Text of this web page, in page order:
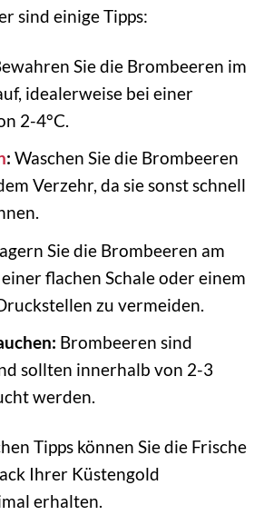
sind einige Tipps:
Sie die Brombeeren im
idealerweise bei einer
2-4°C.
: Waschen Sie die Brombeeren
Verzehr, da sie sonst schnell
Sie die Brombeeren am
flachen Schale oder einem
zu vermeiden.
Brombeeren sind
sollten innerhalb von 2-3
werden.
Tipps können Sie die Frische
Ihrer Küstengold
erhalten.